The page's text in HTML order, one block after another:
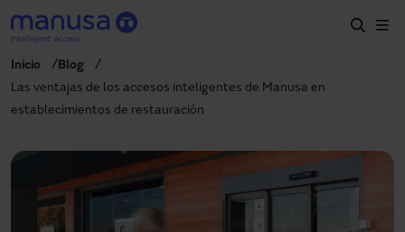
Pasar al contenido principal
Productos y sectores
Servicios
Prescripción
Proyectos
Inicio
Blog
Las ventajas de los accesos inteligentes de Manusa en
establecimientos de restauración